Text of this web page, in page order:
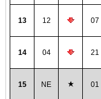
13 12 07
14 04 21
15 NE 01